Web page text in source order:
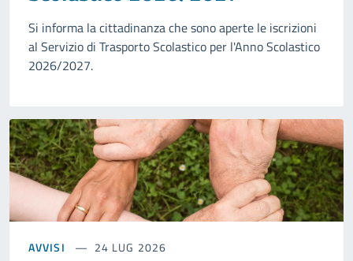
Si informa la cittadinanza che sono aperte le iscrizioni
al Servizio di Trasporto Scolastico per l'Anno Scolastico
2026/2027.
AVVISI 24 LUG 2026